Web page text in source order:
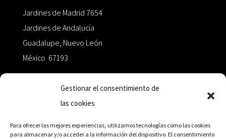
Gestionar el consentimiento de
las cookies
Para ofrecer las mejores experiencias, utilizamos tecnologías como las cookies
para almacenar y/o acceder a la información del dispositivo. El consentimiento
Jardines de Madrid 7654
Jardines de Andalucía
Guadalupe, Nuevo León
México 67193
+52 811.499.5638